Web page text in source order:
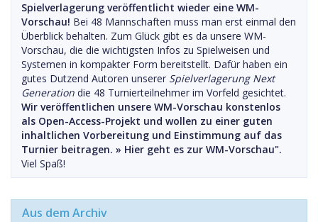
Spielverlagerung veröffentlicht wieder eine WM-
Vorschau! Bei 48 Mannschaften muss man erst einmal den
Überblick behalten. Zum Glück gibt es da unsere WM-
Vorschau, die die wichtigsten Infos zu Spielweisen und
Systemen in kompakter Form bereitstellt. Dafür haben ein
gutes Dutzend Autoren unserer Spielverlagerung Next
Generation die 48 Turnierteilnehmer im Vorfeld gesichtet.
Wir veröffentlichen unsere WM-Vorschau konstenlos
als Open-Access-Projekt und wollen zu einer guten
inhaltlichen Vorbereitung und Einstimmung auf das
Turnier beitragen. » Hier geht es zur WM-Vorschau".
Viel Spaß!
Aus dem Archiv